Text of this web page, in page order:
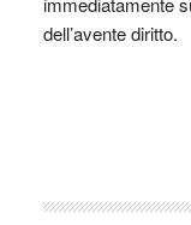
dell’avente diritto.